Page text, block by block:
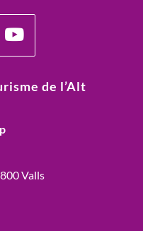
de l’Alt
Valls